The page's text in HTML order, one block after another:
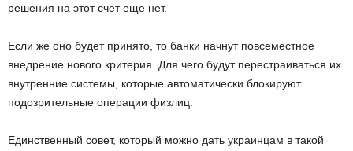
решения на этот счет еще нет.
Если же оно будет принято, то банки начнут повсеместное
внедрение нового критерия. Для чего будут перестраиваться их
внутренние системы, которые автоматически блокируют
подозрительные операции физлиц.
Единственный совет, который можно дать украинцам в такой